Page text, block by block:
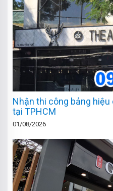
Nhận thi công bảng
tại TPHCM
01/08/2026